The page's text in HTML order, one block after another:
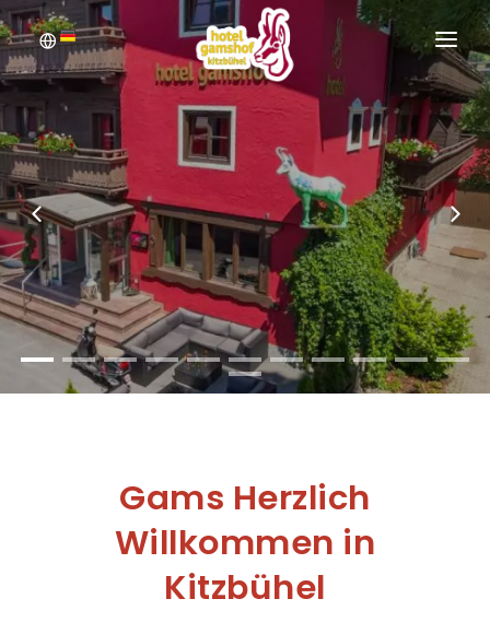
WILLKOMMEN
BUCHEN
ZIMMER
ANFRAGEN
BILDERGALERIE
Gams Herzlich
Willkommen in
Kitzbühel